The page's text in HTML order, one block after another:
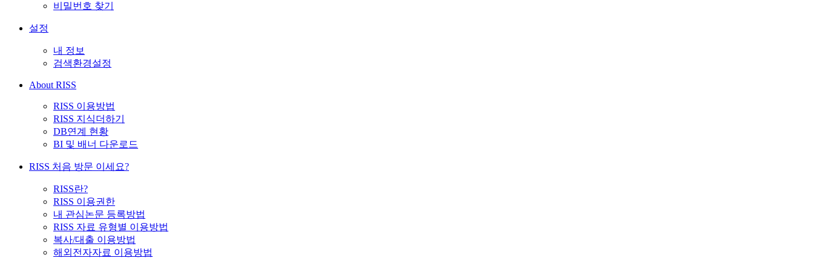
비밀번호 찾기
설정
내 정보
검색환경설정
About RISS
RISS 이용방법
RISS 지식더하기
DB연계 현황
BI 및 배너 다운로드
RISS 처음 방문 이세요?
RISS란?
RISS 이용권한
내 관심논문 등록방법
RISS 자료 유형별 이용방법
복사/대출 이용방법
해외전자자료 이용방법